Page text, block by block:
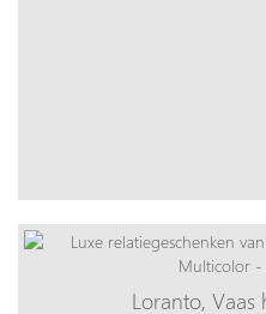
Loranto,